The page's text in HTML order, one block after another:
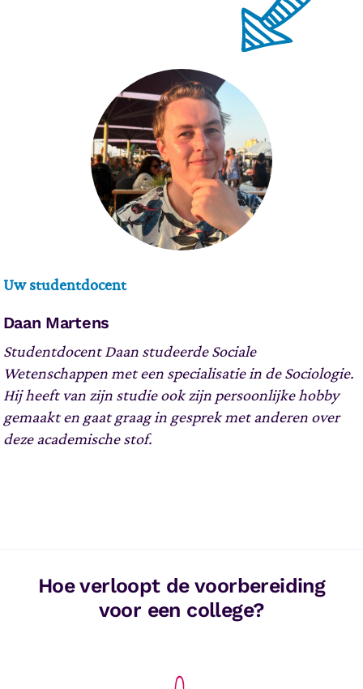
Uw studentdocent
Daan Martens
Studentdocent Daan studeerde Sociale
Wetenschappen met een specialisatie in de Sociologie.
Hij heeft van zijn studie ook zijn persoonlijke hobby
gemaakt en gaat graag in gesprek met anderen over
deze academische stof.
Hoe verloopt de voorbereiding
voor een college?